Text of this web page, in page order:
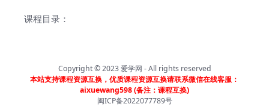
课程目录：
Copyright © 2023爱学网 - All rights reserved
本站支持课程资源互换，优质课程资源互换请联系微信在线客服：
aixuewang598 (备注：课程互换)
闽ICP备2022077789号